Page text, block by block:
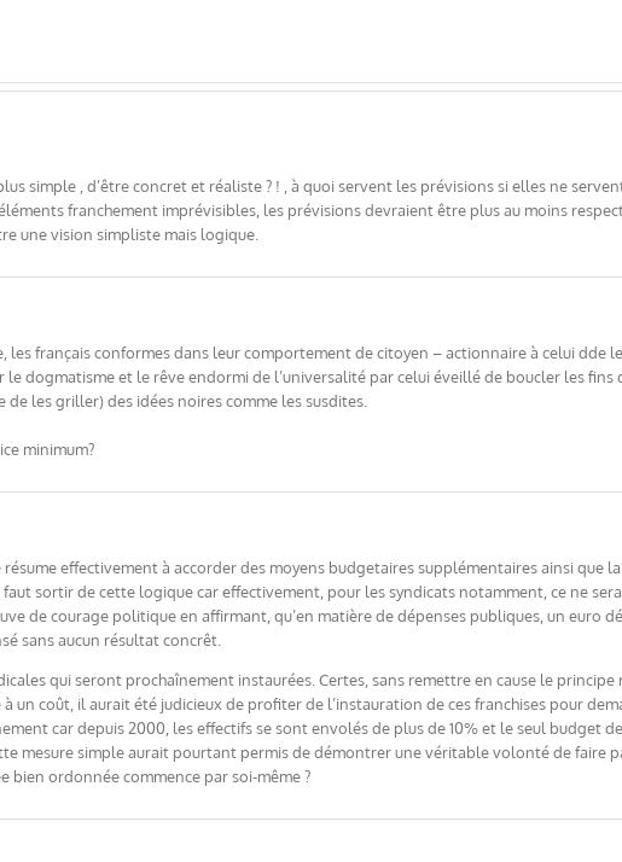
simple , d’être concret et réaliste ? ! , à quoi servent les prévisions si elles ne
franchement imprévisibles, les prévisions devraient être plus au moins
une vision simpliste mais logique.
français conformes dans leur comportement de citoyen – actionnaire à celui dde
dogmatisme et le rêve endormi de l’universalité par celui éveillé de boucler les fins
les griller) des idées noires comme les susdites.
minimum?
effectivement à accorder des moyens budgetaires supplémentaires ainsi que
sortir de cette logique car effectivement, pour les syndicats notamment, ce ne sera
de courage politique en affirmant, qu’en matière de dépenses publiques, un euro
sans aucun résultat concrêt.
qui seront prochaînement instaurées. Certes, sans remettre en cause le principe
un coût, il aurait été judicieux de profiter de l’instauration de ces franchises pour
car depuis 2000, les effectifs se sont envolés de plus de 10% et le seul budget
mesure simple aurait pourtant permis de démontrer une véritable volonté de faire
bien ordonnée commence par soi-même ?